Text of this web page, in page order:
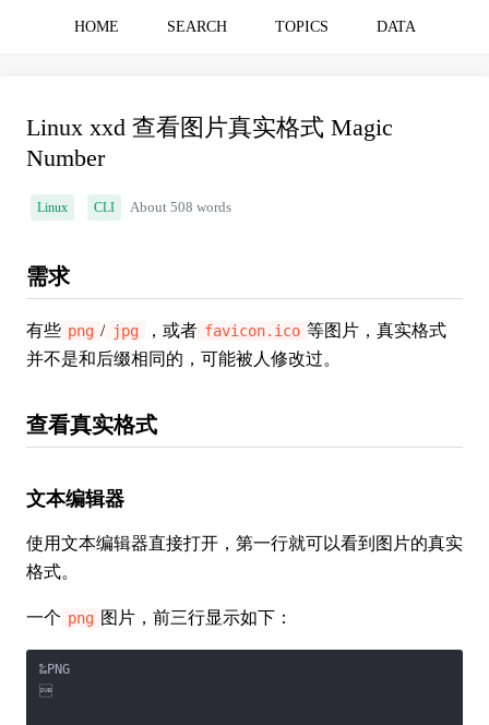
HOME SEARCH TOPICS DATA
Linux xxd 查看图片真实格式 Magic
Number
Linux CLI About 508 words
需求
有些 png / jpg ，或者 favicon.ico 等图片，真实格式
并不是和后缀相同的，可能被人修改过。
查看真实格式
文本编辑器
使用文本编辑器直接打开，第一行就可以看到图片的真实
格式。
一个 png 图片，前三行显示如下：
‰PNG
